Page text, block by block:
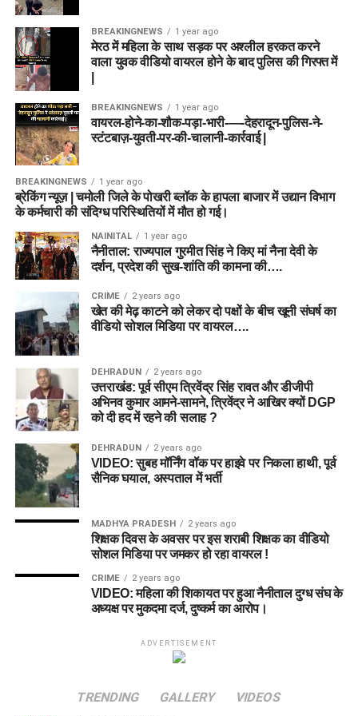
BREAKINGNEWS 1 year ago
मेरठ में महिला के साथ सड़क पर अश्लील हरकत करने
वाला युवक वीडियो वायरल होने के बाद पुलिस की गिरफ्त में
BREAKINGNEWS 1 year ago
वायरल-होने-का-शौक-पड़ा-भारी-—-देहरादून-पुलिस-ने-
स्टंटबाज़-युवती-पर-की-चालानी-कार्रवाई |
BREAKINGNEWS 1 year ago
ब्रेकिंग न्यूज़ | चमोली जिले के पोखरी ब्लॉक के हापला बाजार में उद्यान विभाग
के कर्मचारी की संदिग्ध परिस्थितियों में मौत हो गई।
NAINITAL 1 year ago
नैनीताल: राज्यपाल गुरमीत सिंह ने किए मां नैना देवी के
दर्शन, प्रदेश की सुख-शांति की कामना की….
CRIME 2 years ago
खेत की मेढ़ काटने को लेकर दो पक्षों के बीच खूनी संघर्ष का
वीडियो सोशल मिडिया पर वायरल….
DEHRADUN 2 years ago
उत्तराखंड: पूर्व सीएम त्रिवेंद्र सिंह रावत और डीजीपी
अभिनव कुमार आमने-सामने, त्रिवेंद्र ने आखिर क्यों DGP
को दी हद में रहने की सलाह ?
DEHRADUN 2 years ago
VIDEO: सुबह मॉर्निंग वॉक पर हाइवे पर निकला हाथी, पूर्व
सैनिक घयाल, अस्पताल में भर्ती
MADHYA PRADESH 2 years ago
शिक्षक दिवस के अवसर पर इस शराबी शिक्षक का वीडियो
सोशल मिडिया पर जमकर हो रहा वायरल !
CRIME 2 years ago
VIDEO: महिला की शिकायत पर हुआ नैनीताल दुग्ध संघ के
अध्यक्ष पर मुकदमा दर्ज, दुष्कर्म का आरोप।
ADVERTISEMENT
TRENDING GALLERY VIDEOS